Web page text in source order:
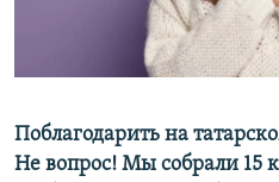
КИНОХАНӘ
ӘЙДӘ ONLINE
IDEL.РЕАЛИИ
БЕЗГӘ КУШЫЛЫГЫЗ!
Поблагодарить на
Не вопрос! Мы собрали 15